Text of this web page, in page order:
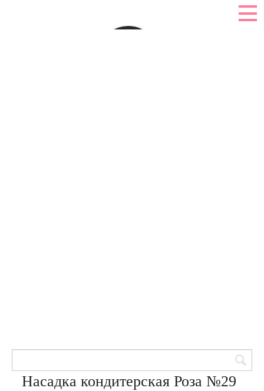
Насадка кондитерская Роза №29